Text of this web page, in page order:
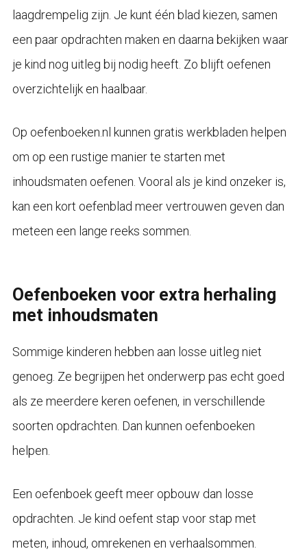
laagdrempelig zijn. Je kunt één blad kiezen, samen
een paar opdrachten maken en daarna bekijken waar
je kind nog uitleg bij nodig heeft. Zo blijft oefenen
overzichtelijk en haalbaar.
Op oefenboeken.nl kunnen gratis werkbladen helpen
om op een rustige manier te starten met
inhoudsmaten oefenen. Vooral als je kind onzeker is,
kan een kort oefenblad meer vertrouwen geven dan
meteen een lange reeks sommen.
Oefenboeken voor extra herhaling
met inhoudsmaten
Sommige kinderen hebben aan losse uitleg niet
genoeg. Ze begrijpen het onderwerp pas echt goed
als ze meerdere keren oefenen, in verschillende
soorten opdrachten. Dan kunnen oefenboeken
helpen.
Een oefenboek geeft meer opbouw dan losse
opdrachten. Je kind oefent stap voor stap met
meten, inhoud, omrekenen en verhaalsommen.